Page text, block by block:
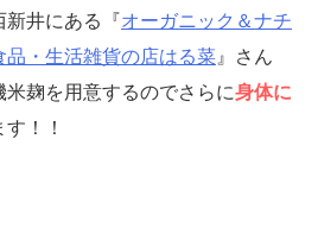
新井にある『オーガニック＆ナチ
品・生活雑貨の店はる菜 』さん
麹を用意するのでさらに身体に
！！